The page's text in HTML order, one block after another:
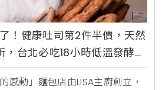
！健康吐司第2件半價，天然
台北必吃18小時低溫發酵麵
感動」麵包店由LISA主廚創立，